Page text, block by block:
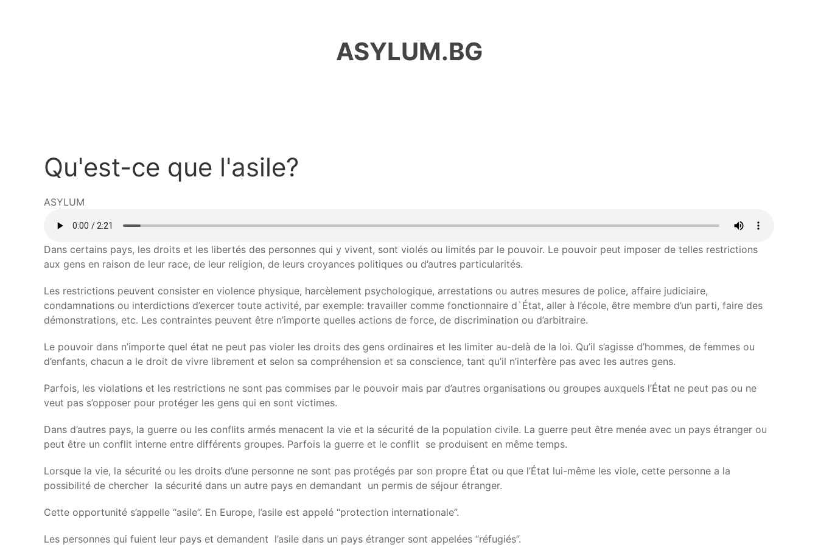
ASYLUM.BG
Qu'est-ce que l'asile?
ASYLUM
audio
Dans certains pays, les droits et les libertés des personnes qui y vivent, sont violés ou limités par le pouvoir. Le pouvoir peut imposer de telles restrictions
aux gens en raison de leur race, de leur religion, de leurs croyances politiques ou d’autres particularités.
Les restrictions peuvent consister en violence physique, harcèlement psychologique, arrestations ou autres mesures de police, affaire judiciaire,
condamnations ou interdictions d’exercer toute activité, par exemple: travailler comme fonctionnaire d`État, aller à l’école, être membre d’un parti, faire des
démonstrations, etc. Les contraintes peuvent être n’importe quelles actions de force, de discrimination ou d’arbitraire.
Le pouvoir dans n’importe quel état ne peut pas violer les droits des gens ordinaires et les limiter au-delà de la loi. Qu’il s’agisse d’hommes, de femmes ou
d’enfants, chacun a le droit de vivre librement et selon sa compréhension et sa conscience, tant qu’il n’interfère pas avec les autres gens.
Parfois, les violations et les restrictions ne sont pas commises par le pouvoir mais par d’autres organisations ou groupes auxquels l’État ne peut pas ou ne
veut pas s’opposer pour protéger les gens qui en sont victimes.
Dans d’autres pays, la guerre ou les conflits armés menacent la vie et la sécurité de la population civile. La guerre peut être menée avec un pays étranger ou
peut être un conflit interne entre différents groupes. Parfois la guerre et le conflit se produisent en même temps.
Lorsque la vie, la sécurité ou les droits d’une personne ne sont pas protégés par son propre État ou que l’État lui-même les viole, cette personne a la
possibilité de chercher la sécurité dans un autre pays en demandant un permis de séjour étranger.
Cette opportunité s’appelle “asile”. En Europe, l’asile est appelé “protection internationale”.
Les personnes qui fuient leur pays et demandent l’asile dans un pays étranger sont appelées “réfugiés”.